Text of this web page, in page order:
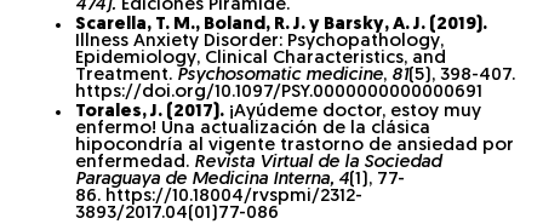
474). Ediciones Pirámide.
Scarella, T. M., Boland, R. J. y Barsky, A. J. (2019).
Illness Anxiety Disorder: Psychopathology,
Epidemiology, Clinical Characteristics, and
Treatment. Psychosomatic medicine, 81(5), 398-407.
https://doi.org/10.1097/PSY.0000000000000691
Torales, J. (2017). ¡Ayúdeme doctor, estoy muy
enfermo! Una actualización de la clásica
hipocondría al vigente trastorno de ansiedad por
enfermedad. Revista Virtual de la Sociedad
Paraguaya de Medicina Interna, 4(1), 77-
86. https://10.18004/rvspmi/2312-
3893/2017.04(01)77-086